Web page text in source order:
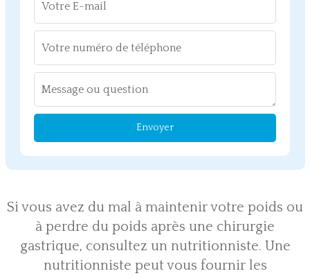
Envoyer
Si vous avez du mal à maintenir votre poids ou
à perdre du poids après une chirurgie
gastrique, consultez un nutritionniste. Une
nutritionniste peut vous fournir les